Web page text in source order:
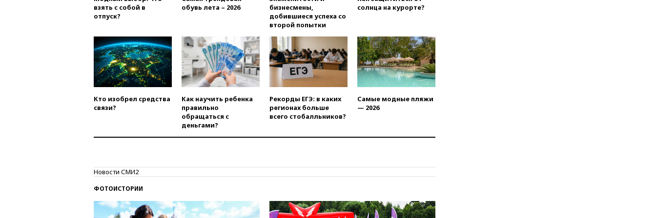
вчера, 18:15 Четыре человека
пострадали при атаках ВСУ на
вчера, 18:00Совет мира
выбрал подрядчика для
строительства военной базы в
Газе
вчера, 17:50 Миронов призвал
снять «Яблоко» с выборов в
Госдуму
вчера, 17:45
Шереметьево
Сочи и Геленджика сняты
ограничения
взять с собой в
отпуск?
обувь лета – 2026
бизнесмены,
добившиеся успеха со
второй попытки
солнца на курорте?
Кто изобрел средства
связи?
Как научить ребенка
правильно
обращаться с
деньгами?
Рекорды ЕГЭ: в каких
регионах больше
всего стобалльников?
Самые модные пляжи
— 2026
Новости СМИ2
ФОТОИСТОРИИ